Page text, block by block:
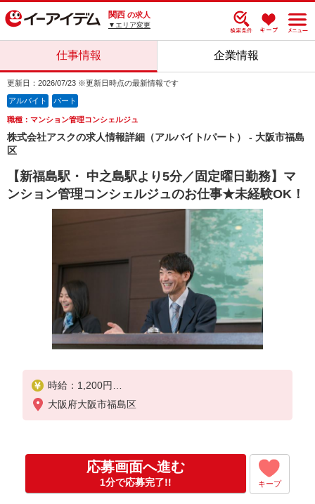
関西 の求人
▼エリア変更
仕事情報 企業情報
更新日：2026/07/23 ※更新日時点の最新情報です
アルバイト パート
職種：マンション管理コンシェルジュ
株式会社アスクの求人情報詳細（アルバイト/パート） - 大阪市福島
区
【新福島駅・ 中之島駅より5分／固定曜日勤務】マ
ンション管理コンシェルジュのお仕事★未経験OK！
時給：1,200円
※試用期間：3ヶ月（試用期間中の時給変動なし）
※支払方法：月1回（月末締め翌月25日支払）
大阪府大阪市福島区
応募画面へ進む
1分で応募完了!! キープ